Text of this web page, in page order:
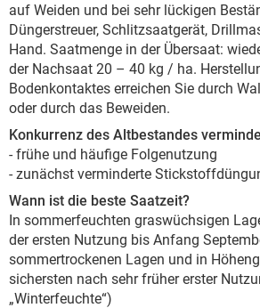
auf Weiden und bei sehr lückigen
Düngerstreuer, Schlitzsaatgerät,
Hand. Saatmenge in der Übersaat:
der Nachsaat 20 – 40 kg / ha.
Bodenkontaktes erreichen Sie durch
oder durch das Beweiden.
Konkurrenz des Altbestandes
- frühe und häufige Folgenutzung
- zunächst verminderte
Wann ist die beste Saatzeit?
In sommerfeuchten graswüchsigen
der ersten Nutzung bis Anfang
sommertrockenen Lagen und in
sichersten nach sehr früher erster
„Winterfeuchte“)